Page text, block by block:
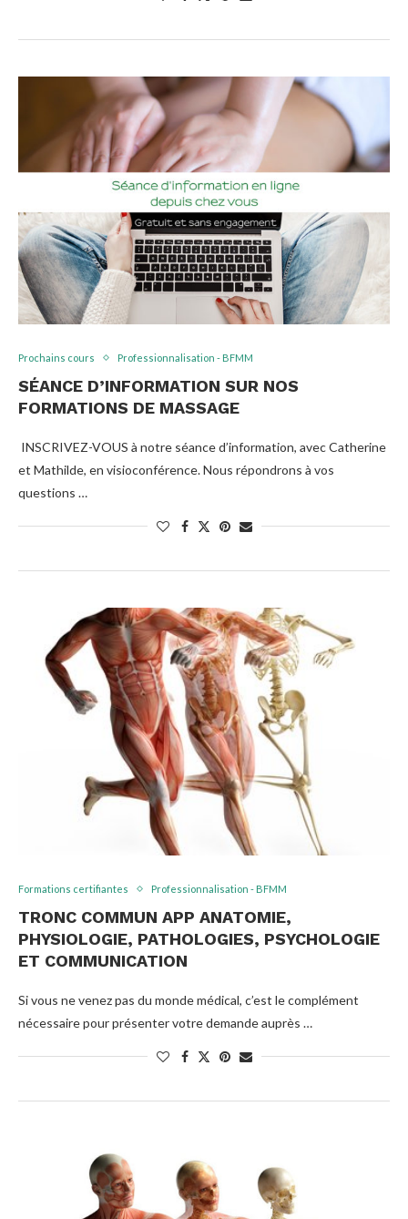
Prochains cours Professionnalisation - BFMM
SÉANCE D’INFORMATION SUR NOS
FORMATIONS DE MASSAGE
INSCRIVEZ-VOUS à notre séance d’information, avec Catherine
et Mathilde, en visioconférence. Nous répondrons à vos
questions …
Formations certifiantes Professionnalisation - BFMM
TRONC COMMUN APP ANATOMIE,
PHYSIOLOGIE, PATHOLOGIES, PSYCHOLOGIE
ET COMMUNICATION
Si vous ne venez pas du monde médical, c’est le complément
nécessaire pour présenter votre demande auprès …